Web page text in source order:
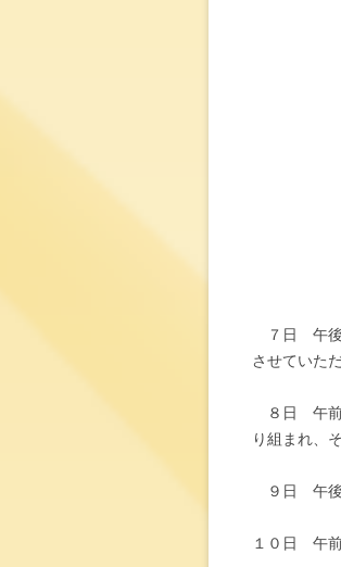
７日 午後
させていた
８日 午前
り組まれ、
９日 午後
１０日 午前